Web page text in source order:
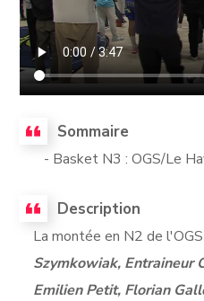
Sommaire
- Basket N3 : OGS/Le
Description
La montée en N2 de
Szymkowiak, Entraineur
Emilien Petit, Florian